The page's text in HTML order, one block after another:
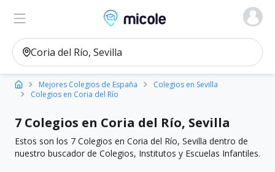
Micole, buscador de colegios
Ver en el mapa
Mejores Colegios de España
Colegios en Sevilla
Colegios en Coria del Río
7 Colegios en Coria del Río, Sevilla
Estos son los 7 Colegios en Coria del Río, Sevilla dentro de
nuestro buscador de Colegios, Institutos y Escuelas Infantiles.